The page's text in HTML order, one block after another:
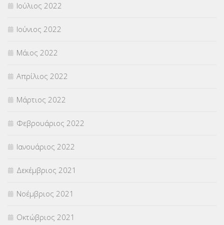
Ιούλιος 2022
Ιούνιος 2022
Μάιος 2022
Απρίλιος 2022
Μάρτιος 2022
Φεβρουάριος 2022
Ιανουάριος 2022
Δεκέμβριος 2021
Νοέμβριος 2021
Οκτώβριος 2021